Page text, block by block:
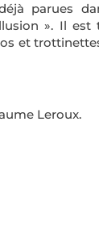
parues
». Il est
et
Leroux.